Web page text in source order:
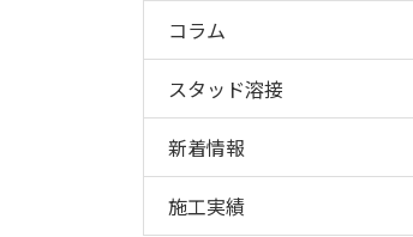
コラム
スタッド溶接
新着情報
施工実績